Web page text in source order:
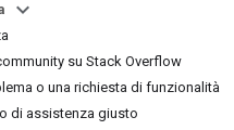
su Stack Overflow
o una richiesta di funzionalità
di assistenza giusto